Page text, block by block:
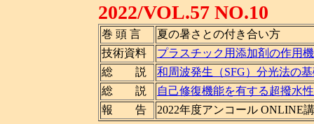
2022/VOL.57 NO.10
巻 頭 言
夏の暑さとの付き合い方
技術資料
プラスチック用添加剤の作用
総 説
和周波発生（SFG）分光法の
総 説
自己修復機能を有する超撥水
報 告
2022年度アンコール ONLINE